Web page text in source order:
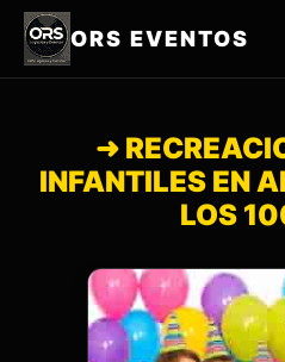
ORS EVENTOS
➜
INFANTILES EN
LOS